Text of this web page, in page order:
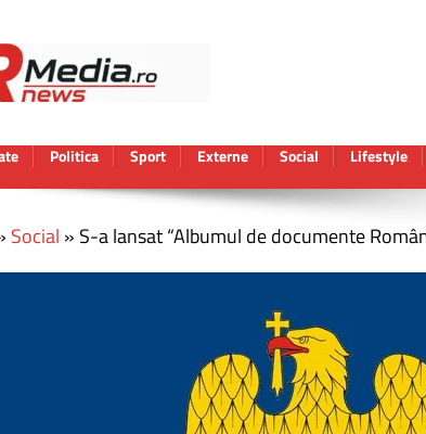
Politica Sport Externe Social Lifestyle
Social » S-a lansat “Albumul de documente